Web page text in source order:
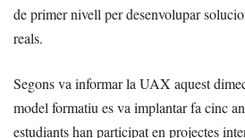
de primer nivell per desenvolupar
reals.
Segons va informar la UAX aquest
model formatiu es va implantar fa cinc
estudiants han participat en projectes